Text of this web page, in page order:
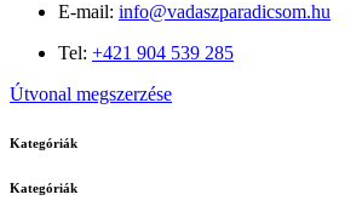
E-mail: info@vadaszparadicsom.hu
Tel: +421 904 539 285
Útvonal megszerzése
Kategóriák
Kategóriák